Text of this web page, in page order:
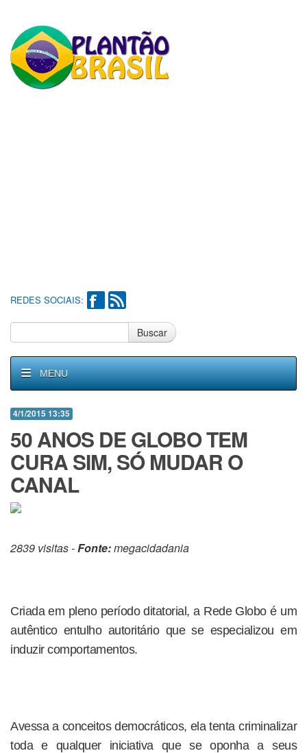
REDES SOCIAIS:
Buscar
MENU
4/1/2015 13:35
50 ANOS DE GLOBO TEM
CURA SIM, SÓ MUDAR O
CANAL
2839 visitas -Fonte:megacidadania
Criada em pleno período ditatorial, a Rede Globo é um
autêntico entulho autoritário que se especializou em
induzir comportamentos.
Avessa a conceitos democráticos, ela tenta criminalizar
toda e qualquer iniciativa que se oponha a seus